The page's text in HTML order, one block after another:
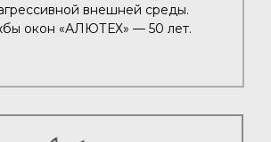
внешней среды.
окон «АЛЮТЕХ» — 50 лет.